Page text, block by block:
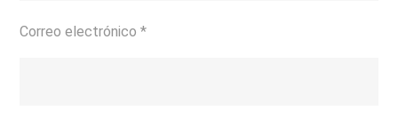
Correo electrónico*